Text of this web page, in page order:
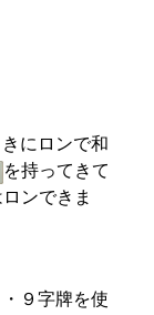
にロンで和
を持ってきて
ンできま
９字牌を使